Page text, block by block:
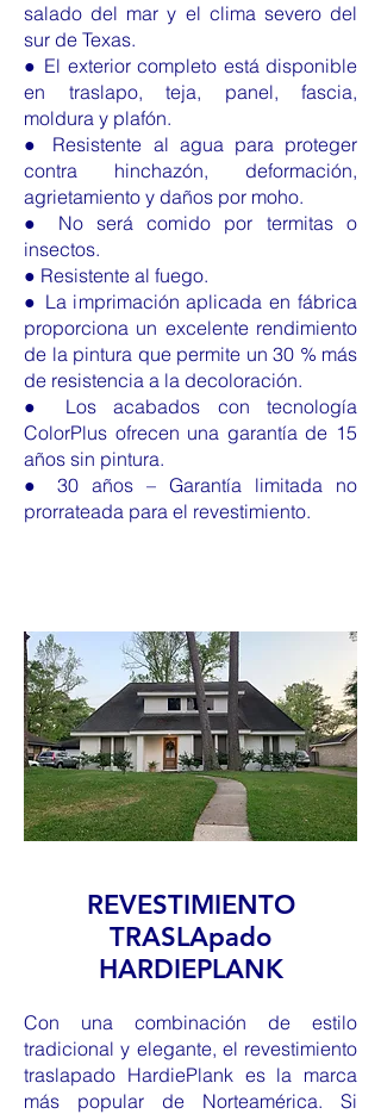
salado del mar y el clima severo del
sur de Texas.
● El exterior completo está disponible
en traslapo, teja, panel, fascia,
moldura y plafón.
● Resistente al agua para proteger
contra hinchazón, deformación,
agrietamiento y daños por moho.
● No será comido por termitas o
insectos.
● Resistente al fuego.
● La imprimación aplicada en fábrica
proporciona un excelente rendimiento
de la pintura que permite un 30 % más
de resistencia a la decoloración.
● Los acabados con tecnología
ColorPlus ofrecen una garantía de 15
años sin pintura.
● 30 años – Garantía limitada no
prorrateada para el revestimiento.
REVESTIMIENTO
TRASLApado
HARDIEPLANK
Con una combinación de estilo
tradicional y elegante, el revestimiento
traslapado HardiePlank es la marca
más popular de Norteamérica. Si